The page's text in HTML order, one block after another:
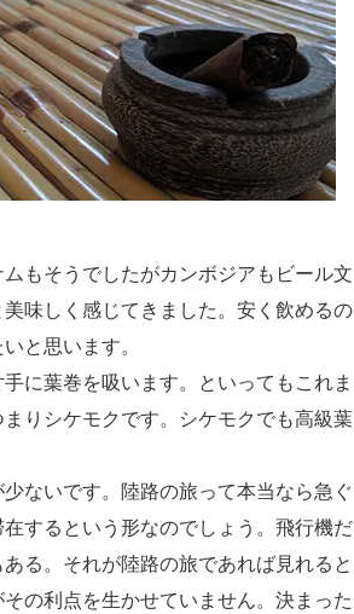
もそうでしたがカンボジアもビール文
味しく感じてきました。安く飲めるの
と思います。
に葉巻を吸います。といってもこれま
りシケモクです。シケモクでも高級葉
ないです。陸路の旅って本当なら急ぐ
するという形なのでしょう。飛行機だ
る。それが陸路の旅であれば見れると
の利点を生かせていません。決まった